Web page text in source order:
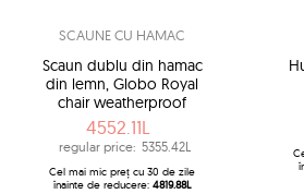
SCAUNE CU HAMAC
Scaun dublu din hamac
din lemn, Globo Royal
chair weatherproof
4552.11L
regular price: 5355.42L
Cel mai mic preț cu 30 de zile
înainte de reducere: 4819.88L